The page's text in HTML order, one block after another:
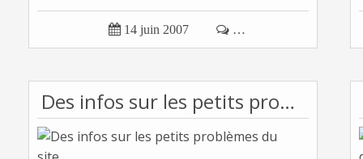
 14 juin 2007  …
Des infos sur les petits problèmes du site...